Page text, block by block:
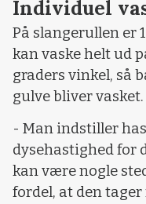
Individuel
På slangerullen er
kan vaske helt ud
graders vinkel, så
gulve bliver vasket.
- Man indstiller
dysehastighed for
kan være nogle
fordel, at den